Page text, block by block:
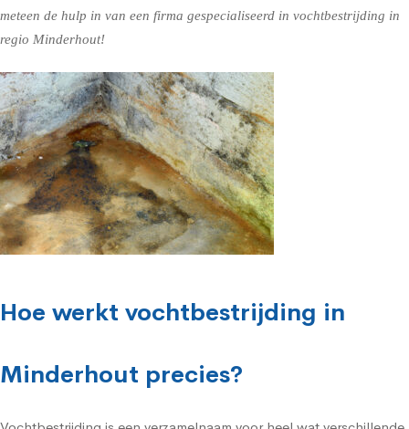
meteen de hulp in van een firma gespecialiseerd in vochtbestrijding in
regio Minderhout!
Hoe werkt vochtbestrijding in
Minderhout precies?